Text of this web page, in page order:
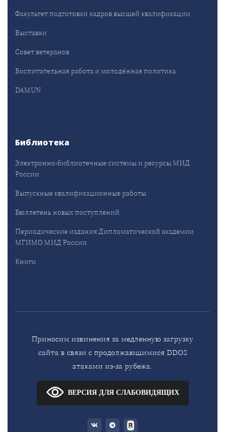
Факультет подготовки кадров высшей квалификации
Выставки
Совет ветеранов
Воспитательная работа и молодёжная политика
DAMUN
Библиотека
Электронно-библиотечные системы и ресурсы МИД
России
Выпускные квалификационные работы
Бюллетень новых поступлений
Периодические издания Дипломатической академии
МГИМО МИД России
Книги
Приносим извинения за медленную загрузку
сайта в связи с продолжающимися DDOS
атаками из-за рубежа.
ВЕРСИЯ ДЛЯ СЛАБОВИДЯЩИХ